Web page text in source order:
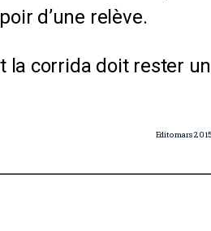
d’une relève.
la corrida doit rester
Edito mars